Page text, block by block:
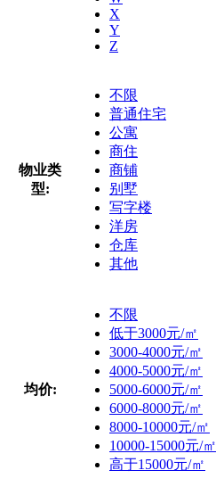
X
Y
Z
物业类
型:
不限
普通住宅
公寓
商住
商铺
别墅
写字楼
洋房
仓库
其他
均价:
不限
低于3000元/㎡
3000-4000元/㎡
4000-5000元/㎡
5000-6000元/㎡
6000-8000元/㎡
8000-10000元/㎡
10000-15000元/㎡
高于15000元/㎡